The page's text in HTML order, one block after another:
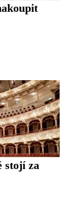
stojí za